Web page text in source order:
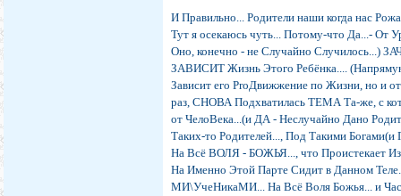
И Правильно... Родители наши когда нас
Тут я осекаюсь чуть... Потому-что Да...- От
Оно, конечно - не Случайно Случилось...)
ЗАВИСИТ Жизнь Этого Ребёнка....
Зависит его ProДвижжение по Жизни, но и
раз, СНОВА Подхватилась ТЕМА Та-же, с
от ЧелоВека...(и ДА - Неслучайно Дано
Таких-то Родителей..., Под Такими
На Всё ВОЛЯ - БОЖЬЯ..., что Проистекает
На Именно Этой Парте Сидит в Данном
МИ\УчеНикаМИ... На Всё Воля Божья... и